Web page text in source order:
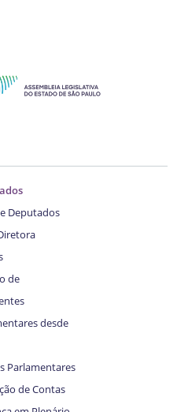
Deputados
de
desde
Parlamentares
de Contas